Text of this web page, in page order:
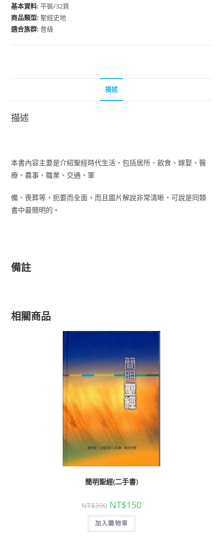
基本資料:平裝/32頁
商品類型:聖經史地
適合族群:普級
描述
描述
本書內容主要是介紹聖經時代生活，包括居所、飲食、嫁娶、醫
療、農事、職業、交通、軍
備、喪葬等，扼要而全面，而且圖片解說非常清晰，可說是同類
書中最簡明的。
備註
相關商品
簡明聖經(二手書)
NT$390 NT$150
加入購物車